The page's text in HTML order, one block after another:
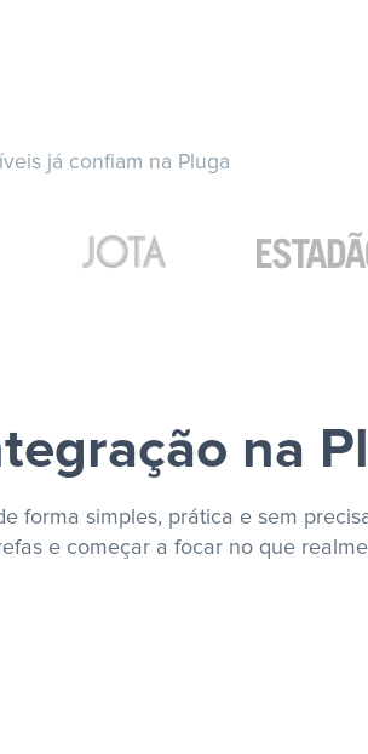
já confiam na Pluga
na
forma simples, prática e sem
e começar a focar no que